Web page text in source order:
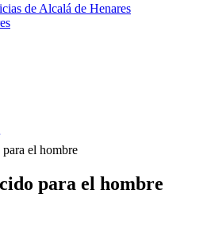
de Alcalá de Henares
el hombre
para el hombre